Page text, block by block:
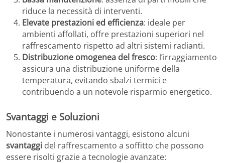
riduce la necessità di interventi.
Elevate prestazioni ed efficienza: ideale per
ambienti affollati, offre prestazioni superiori nel
raffrescamento rispetto ad altri sistemi radianti.
Distribuzione omogenea del fresco: l’irraggiamento
assicura una distribuzione uniforme della
temperatura, evitando sbalzi termici e
contribuendo a un notevole risparmio energetico.
Svantaggi e Soluzioni
Nonostante i numerosi vantaggi, esistono alcuni
svantaggi del raffrescamento a soffitto che possono
essere risolti grazie a tecnologie avanzate: